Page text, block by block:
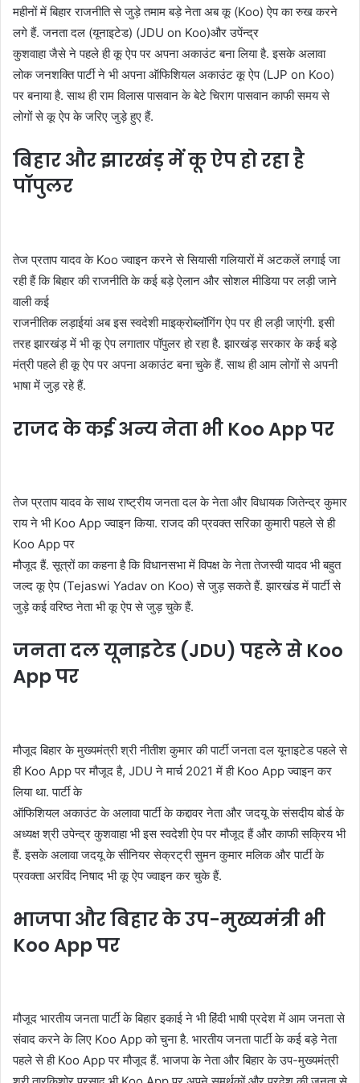
महीनों में बिहार राजनीति से जुड़े तमाम बड़े नेता अब कू (Koo) ऐप का रुख करने
लगे हैं. जनता दल (यूनाइटेड) (JDU on Koo)और उपेंन्द्र
कुशवाहा जैसे ने पहले ही कू ऐप पर अपना अकाउंट बना लिया है. इसके अलावा
लोक जनशक्ति पार्टी ने भी अपना ऑफिशियल अकाउंट कू ऐप (LJP on Koo)
पर बनाया है. साथ ही राम विलास पासवान के बेटे चिराग पासवान काफी समय से
लोगों से कू ऐप के जरिए जुड़े हुए हैं.
बिहार और झारखंड़ में कू ऐप हो रहा है
पॉपुलर
तेज प्रताप यादव के Koo ज्वाइन करने से सियासी गलियारों में अटकलें लगाई जा
रही हैं कि बिहार की राजनीति के कई बड़े ऐलान और सोशल मीडिया पर लड़ी जाने
वाली कई
राजनीतिक लड़ाईयां अब इस स्वदेशी माइक्रोब्लॉगिंग ऐप पर ही लड़ी जाएंगी. इसी
तरह झारखंड़ में भी कू ऐप लगातार पॉपुलर हो रहा है. झारखंड़ सरकार के कई बड़े
मंत्री पहले ही कू ऐप पर अपना अकाउंट बना चुके हैं. साथ ही आम लोगों से अपनी
भाषा में जुड़ रहे हैं.
राजद के कई अन्य नेता भी Koo App पर
तेज प्रताप यादव के साथ राष्ट्रीय जनता दल के नेता और विधायक जितेन्द्र कुमार
राय ने भी Koo App ज्वाइन किया. राजद की प्रवक्त सरिका कुमारी पहले से ही
Koo App पर
मौजूद हैं. सूत्रों का कहना है कि विधानसभा में विपक्ष के नेता तेजस्वी यादव भी बहुत
जल्द कू ऐप (Tejaswi Yadav on Koo) से जुड़ सकते हैं. झारखंड में पार्टी से
जुड़े कई वरिष्ठ नेता भी कू ऐप से जुड़ चुके हैं.
जनता दल यूनाइटेड (JDU) पहले से Koo
App पर
मौजूद बिहार के मुख्यमंत्री श्री नीतीश कुमार की पार्टी जनता दल यूनाइटेड पहले से
ही Koo App पर मौजूद है, JDU ने मार्च 2021 में ही Koo App ज्वाइन कर
लिया था. पार्टी के
ऑफिशियल अकाउंट के अलावा पार्टी के कद्दावर नेता और जदयू के संसदीय बोर्ड के
अध्यक्ष श्री उपेन्द्र कुशवाहा भी इस स्वदेशी ऐप पर मौजूद हैं और काफी सक्रिय भी
हैं. इसके अलावा जदयू के सीनियर सेक्रट्री सुमन कुमार मलिक और पार्टी के
प्रवक्ता अरविंद निषाद भी कू ऐप ज्वाइन कर चुके हैं.
भाजपा और बिहार के उप-मुख्यमंत्री भी
Koo App पर
मौजूद भारतीय जनता पार्टी के बिहार इकाई ने भी हिंदी भाषी प्रदेश में आम जनता से
संवाद करने के लिए Koo App को चुना है. भारतीय जनता पार्टी के कई बड़े नेता
पहले से ही Koo App पर मौजूद हैं. भाजपा के नेता और बिहार के उप-मुख्यमंत्री